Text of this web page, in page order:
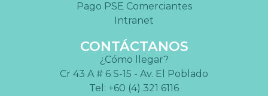
Pago PSE Comerciantes
Intranet
CONTÁCTANOS
¿Cómo llegar?
Cr 43 A # 6 S-15 - Av. El Poblado
Tel: +60 (4) 321 6116